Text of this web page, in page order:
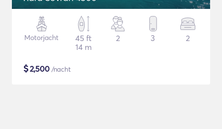
Motorjacht
45 ft
14 m
2 3 2
$2,500 /nacht